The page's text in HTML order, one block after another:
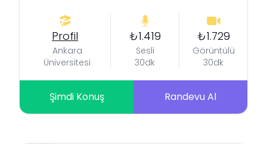
Profil
Ankara
Üniversitesi
₺1.419
Sesli
30dk
₺1.729
Görüntülü
30dk
Şimdi Konuş Randevu Al